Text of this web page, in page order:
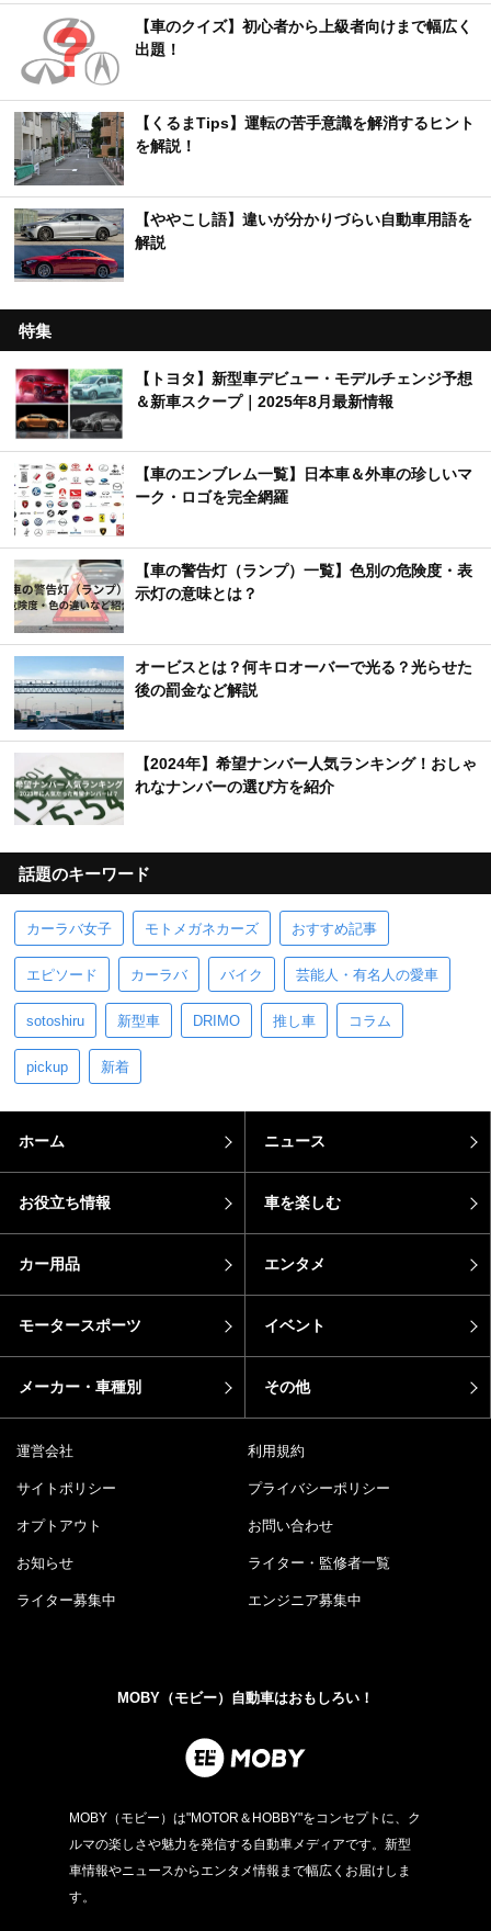
【車のクイズ】初心者から上級者向けまで幅広く
出題！
【くるまTips】運転の苦手意識を解消するヒント
を解説！
【ややこし語】違いが分かりづらい自動車用語を
解説
特集
【トヨタ】新型車デビュー・モデルチェンジ予想
＆新車スクープ｜2025年8月最新情報
【車のエンブレム一覧】日本車＆外車の珍しいマ
ーク・ロゴを完全網羅
【車の警告灯（ランプ）一覧】色別の危険度・表
示灯の意味とは？
オービスとは？何キロオーバーで光る？光らせた
後の罰金など解説
【2024年】希望ナンバー人気ランキング！おしゃ
れなナンバーの選び方を紹介
話題のキーワード
カーラバ女子 モトメガネカーズ おすすめ記事
エピソード カーラバ バイク 芸能人・有名人の愛車
sotoshiru 新型車 DRIMO 推し車 コラム
pickup 新着
ホーム ニュース
お役立ち情報 車を楽しむ
カー用品 エンタメ
モータースポーツ イベント
メーカー・車種別 その他
運営会社 利用規約
サイトポリシー プライバシーポリシー
オプトアウト お問い合わせ
お知らせ ライター・監修者一覧
ライター募集中 エンジニア募集中
MOBY（モビー）自動車はおもしろい！
MOBY（モビー）は"MOTOR＆HOBBY"をコンセプトに、ク
ルマの楽しさや魅力を発信する自動車メディアです。新型
車情報やニュースからエンタメ情報まで幅広くお届けしま
す。